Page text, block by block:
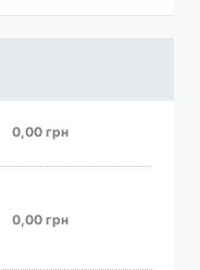
0,00 грн
0,00 грн